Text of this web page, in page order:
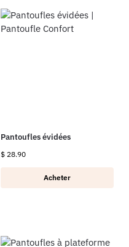
Pantoufles évidées
$ 28.90
Acheter